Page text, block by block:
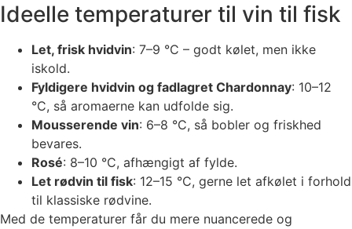
Ideelle temperaturer til vin til fisk
Let, frisk hvidvin: 7–9 °C – godt kølet, men ikke
iskold.
Fyldigere hvidvin og fadlagret Chardonnay: 10–12
°C, så aromaerne kan udfolde sig.
Mousserende vin: 6–8 °C, så bobler og friskhed
bevares.
Rosé: 8–10 °C, afhængigt af fylde.
Let rødvin til fisk: 12–15 °C, gerne let afkølet i forhold
til klassiske rødvine.
Med de temperaturer får du mere nuancerede og